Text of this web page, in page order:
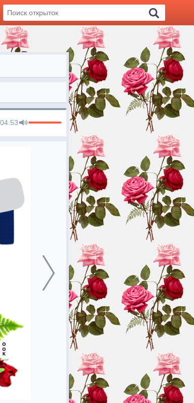
04:53